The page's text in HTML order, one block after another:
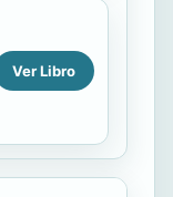
Ver Libro